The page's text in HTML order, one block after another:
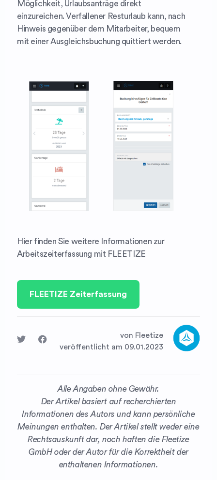
Möglichkeit, Urlaubsanträge direkt
einzureichen. Verfallener Resturlaub kann, nach
Hinweis gegenüber dem Mitarbeiter, bequem
mit einer Ausgleichsbuchung quittiert werden.
Hier finden Sie weitere Informationen zur
Arbeitszeiterfassung mit FLEETIZE
FLEETIZE Zeiterfassung
von Fleetize
veröffentlicht am 09.01.2023
Alle Angaben ohne Gewähr.
Der Artikel basiert auf recherchierten
Informationen des Autors und kann persönliche
Meinungen enthalten. Der Artikel stellt weder eine
Rechtsauskunft dar, noch haften die Fleetize
GmbH oder der Autor für die Korrektheit der
enthaltenen Informationen.